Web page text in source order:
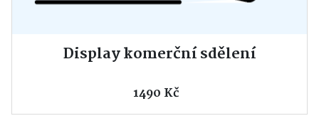
Display komerční sdělení
1490 Kč